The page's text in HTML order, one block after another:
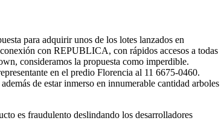
para adquirir unos de los lotes lanzados en
con REPUBLICA, con rápidos accesos a todas
consideramos la propuesta como imperdible.
en el predio Florencia al 11 6675-0460.
de estar inmerso en innumerable cantidad arboles
es fraudulento deslindando los desarrolladores